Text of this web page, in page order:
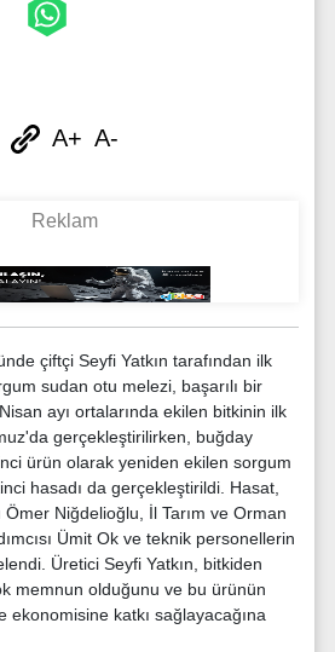
A+ A-
çiftçi Seyfi Yatkın tarafından ilk
sudan otu melezi, başarılı bir
ayı ortalarında ekilen bitkinin ilk
gerçekleştirilirken, buğday
ürün olarak yeniden ekilen sorgum
hasadı da gerçekleştirildi. Hasat,
Ömer Niğdelioğlu, İl Tarım ve Orman
Ümit Ok ve teknik personellerin
Üretici Seyfi Yatkın, bitkiden
memnun olduğunu ve bu ürünün
ekonomisine katkı sağlayacağına